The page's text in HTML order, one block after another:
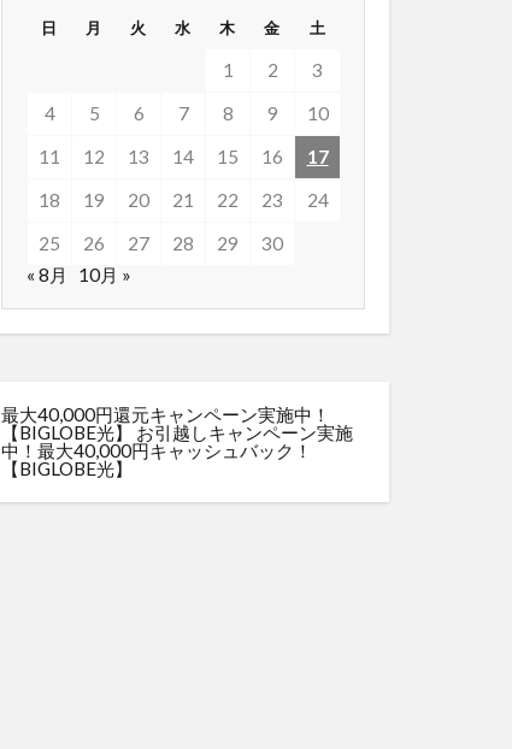
日 月 火 水 木 金 土
1 2
3
4
5 6 7 8 9
10
11
12 13 14 15 16
17
18
19 20 21 22 23
24
25
26 27 28 29
30
« 8月
10月 »
最大40,000円還元キャンペーン実施中！
【BIGLOBE光】
お引越しキャンペーン実施
中！最大40,000円キャッシュバック！
【BIGLOBE光】